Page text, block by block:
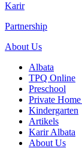
Karir
Partnership
About Us
Albata
TPQ Online
Preschool
Private
Kindergarten
Artikels
Karir Albata
About Us